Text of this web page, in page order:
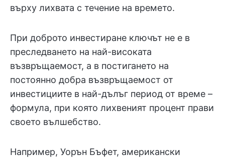
върху лихвата с течение на времето.
При доброто инвестиране ключът не е в
преследването на най-високата
възвръщаемост, а в постигането на
постоянно добра възвръщаемост от
инвестициите в най-дълъг период от време –
формула, при която лихвеният процент прави
своето вълшебство.
Например, Уорън Бъфет, американски